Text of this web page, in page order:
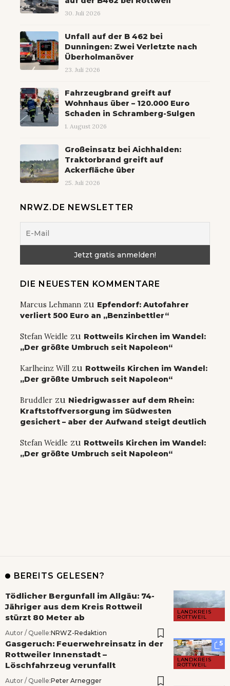
30. Juli 2026
Unfall auf der B 462 bei
Dunningen: Zwei Verletzte nach
Überholmanöver
23. Juli 2026
Fahrzeugbrand greift auf
Wohnhaus über – 120.000 Euro
Schaden in Schramberg-Sulgen
1. August 2026
Großeinsatz bei Aichhalden:
Traktorbrand greift auf
Ackerfläche über
25. Juli 2026
NRWZ.DE NEWSLETTER
DIE NEUESTEN KOMMENTARE
Marcus Lehmann zu Epfendorf: Autofahrer
verliert 500 Euro an „Benzinbettler“
Stefan Weidle zu Rottweils Kirchen im Wandel:
„Der größte Umbruch seit Napoleon“
Karlheinz Will zu Rottweils Kirchen im Wandel:
„Der größte Umbruch seit Napoleon“
Bruddler zu Niedrigwasser auf dem Rhein:
Kraftstoffversorgung im Südwesten
gesichert – aber der Aufwand steigt deutlich
Stefan Weidle zu Rottweils Kirchen im Wandel:
„Der größte Umbruch seit Napoleon“
BEREITS GELESEN?
LANDKREIS
ROTTWEIL
Tödlicher Bergunfall im Allgäu: 74-
Jähriger aus dem Kreis Rottweil
stürzt 80 Meter ab
Autor / Quelle:NRWZ-Redaktion
5
LANDKREIS
ROTTWEIL
Gasgeruch: Feuerwehreinsatz in der
Rottweiler Innenstadt –
Löschfahrzeug verunfallt
Autor / Quelle:Peter Arnegger